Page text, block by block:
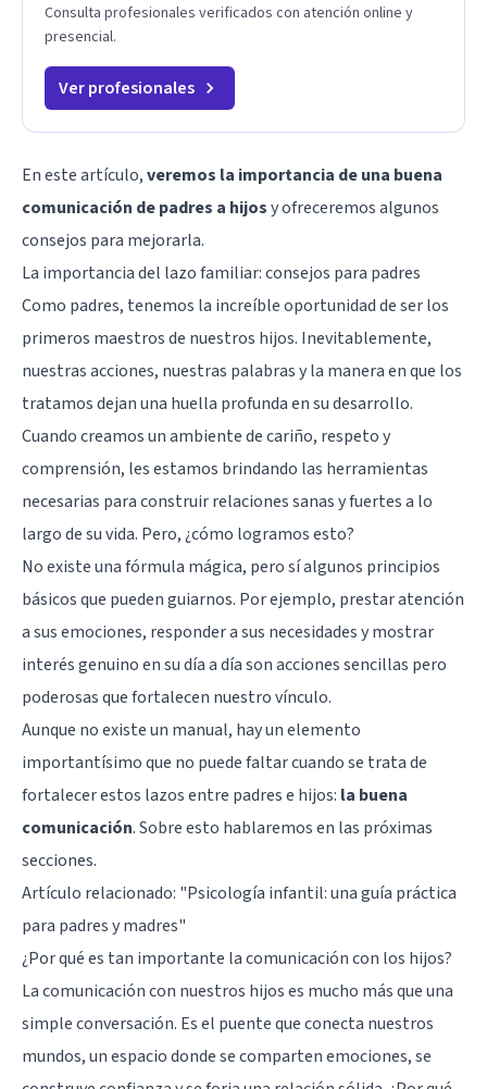
Consulta profesionales verificados con atención online y
presencial.
Ver profesionales
En este artículo,veremos la importancia de una buena
comunicación de padres a hijosy ofreceremos algunos
consejos para mejorarla.
La importancia del lazo familiar: consejos para padres
Como padres, tenemos la increíble oportunidad de ser los
primeros maestros de nuestros hijos. Inevitablemente,
nuestras acciones, nuestras palabras y la manera en que los
tratamos dejan una huella profunda en su desarrollo.
Cuando creamos un ambiente de cariño, respeto y
comprensión, les estamos brindando las herramientas
necesarias para construir relaciones sanas y fuertes a lo
largo de su vida. Pero, ¿cómo logramos esto?
No existe una fórmula mágica, pero sí algunos principios
básicos que pueden guiarnos. Por ejemplo, prestar atención
a sus emociones, responder a sus necesidades y mostrar
interés genuino en su día a día son acciones sencillas pero
poderosas que fortalecen nuestro vínculo.
Aunque no existe un manual, hay un elemento
importantísimo que no puede faltar cuando se trata de
fortalecer estos lazos entre padres e hijos: la buena
comunicación. Sobre esto hablaremos en las próximas
secciones.
Artículo relacionado: "Psicología infantil: una guía práctica
para padres y madres"
¿Por qué es tan importante la comunicación con los hijos?
La comunicación con nuestros hijos es mucho más que una
simple conversación. Es el puente que conecta nuestros
mundos, un espacio donde se comparten emociones, se